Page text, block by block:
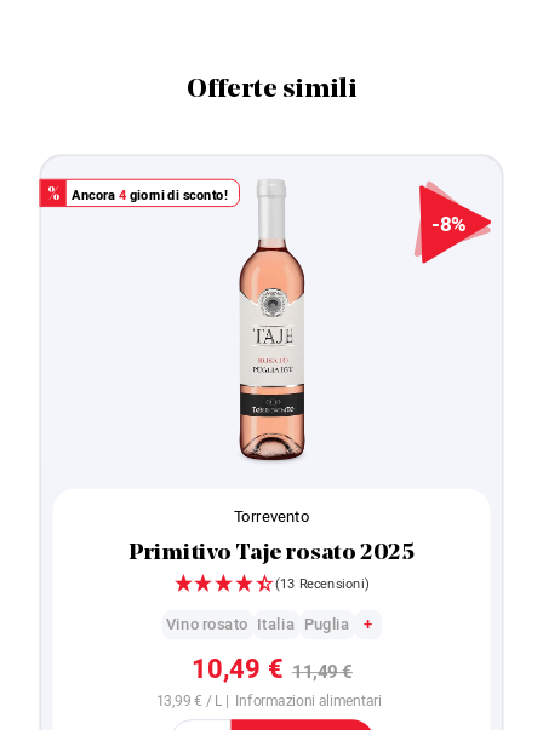
Offerte simili
% Ancora4giorni di sconto!
-8%
Torrevento
Primitivo Taje rosato 2025
(13 Recensioni)
Vino rosato Italia Puglia +
10,49 € 11,49 €
13,99 € / L | Informazioni alimentari